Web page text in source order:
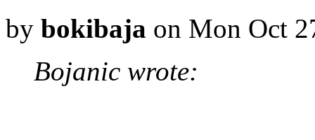
by bokibaja on Mon Oct
Bojanic wrote: